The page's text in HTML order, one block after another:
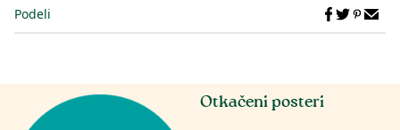
Podeli
Otkačeni posteri